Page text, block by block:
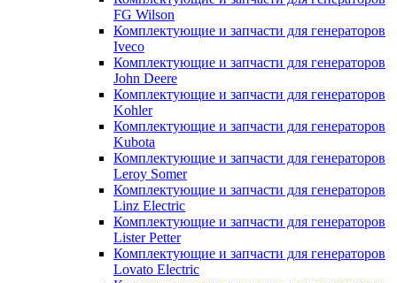
FG Wilson
Комплектующие и запчасти для генераторов
Iveco
Комплектующие и запчасти для генераторов
John Deere
Комплектующие и запчасти для генераторов
Kohler
Комплектующие и запчасти для генераторов
Kubota
Комплектующие и запчасти для генераторов
Leroy Somer
Комплектующие и запчасти для генераторов
Linz Electric
Комплектующие и запчасти для генераторов
Lister Petter
Комплектующие и запчасти для генераторов
Lovato Electric